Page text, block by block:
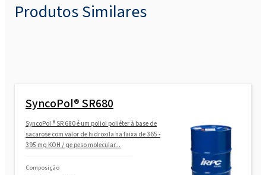
Produtos Similares
SyncoPol® SR680
SyncoPol ® SR 680 é um poliol poliéter à base de
sacarose com valor de hidroxila na faixa de 365 -
395 mg KOH / ge peso molecular...
Composição